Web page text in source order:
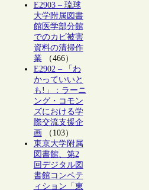
E2903 – 琉球
大学附属図書
館医学部分館
でのカビ被害
資料の清掃作
業（466）
E2902 – 「わ
かっていいと
も!」：ラーニ
ング・コモン
ズにおける学
際交流支援企
画 （103）
東京大学附属
図書館、第2
回デジタル図
書館コンペテ
ィション「東